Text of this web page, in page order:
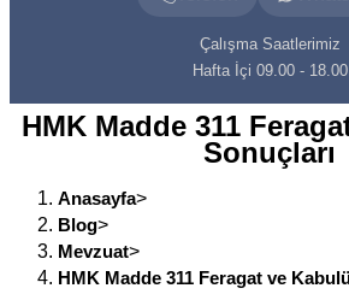
Çalışma Saatlerimiz
Hafta İçi 09.00 - 18.00
HMK Madde 311
Sonuçları
Anasayfa>
Blog>
Mevzuat>
HMK Madde 311 Feragat ve